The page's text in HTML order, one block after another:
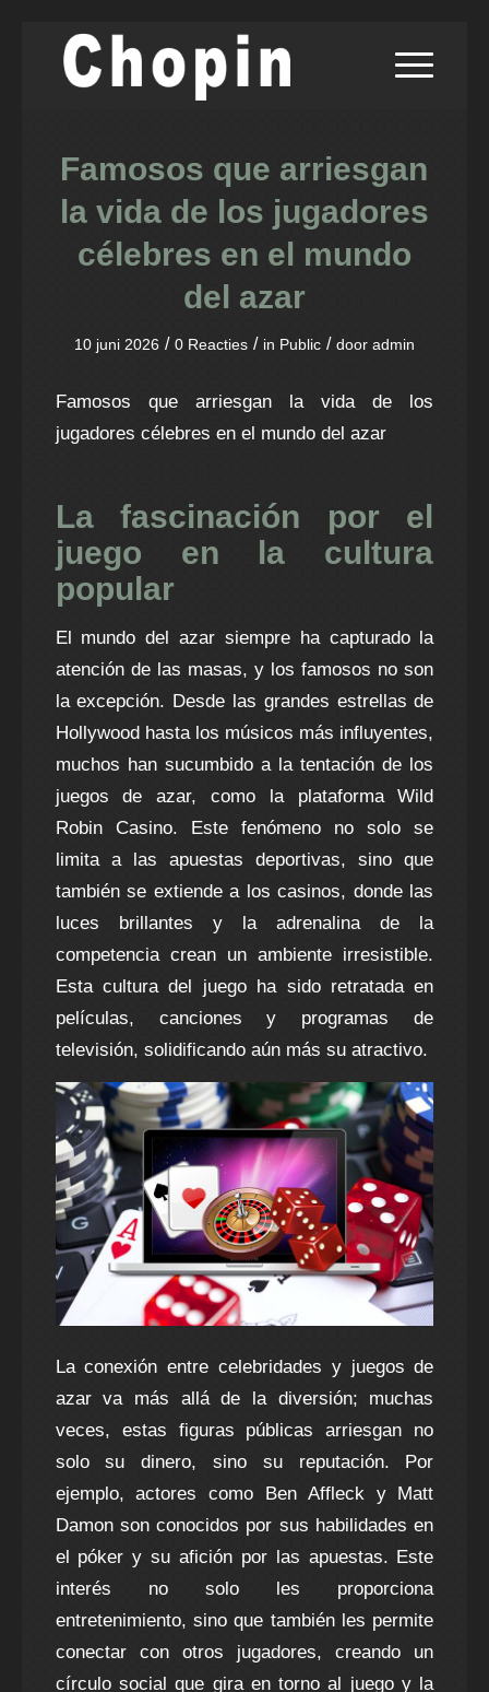
Famosos que arriesgan
la vida de los jugadores
célebres en el mundo
del azar
10 juni 2026 / 0 Reacties / in Public / door admin
Famosos que arriesgan la vida de los
jugadores célebres en el mundo del azar
La fascinación por el
juego en la cultura
popular
El mundo del azar siempre ha capturado la
atención de las masas, y los famosos no son
la excepción. Desde las grandes estrellas de
Hollywood hasta los músicos más influyentes,
muchos han sucumbido a la tentación de los
juegos de azar, como la plataforma Wild
Robin Casino. Este fenómeno no solo se
limita a las apuestas deportivas, sino que
también se extiende a los casinos, donde las
luces brillantes y la adrenalina de la
competencia crean un ambiente irresistible.
Esta cultura del juego ha sido retratada en
películas, canciones y programas de
televisión, solidificando aún más su atractivo.
La conexión entre celebridades y juegos de
azar va más allá de la diversión; muchas
veces, estas figuras públicas arriesgan no
solo su dinero, sino su reputación. Por
ejemplo, actores como Ben Affleck y Matt
Damon son conocidos por sus habilidades en
el póker y su afición por las apuestas. Este
interés no solo les proporciona
entretenimiento, sino que también les permite
conectar con otros jugadores, creando un
círculo social que gira en torno al juego y la